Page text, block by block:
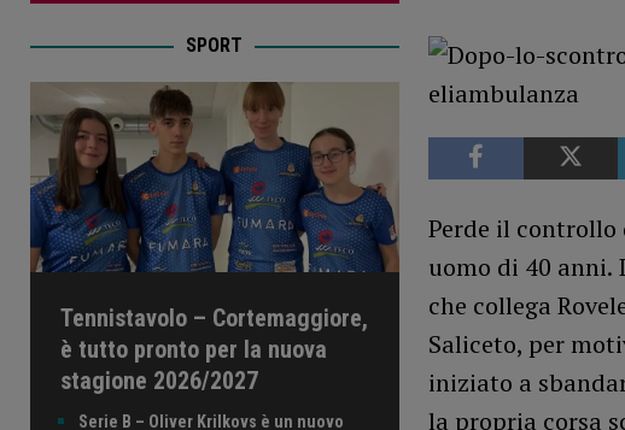
Perde il controllo
uomo di 40 anni.
che collega
Saliceto, per
iniziato a
la propria corsa
SPORT
Tennistavolo – Cortemaggiore,
è tutto pronto per la nuova
stagione 2026/2027
Serie B – Oliver Krilkovs è un nuovo